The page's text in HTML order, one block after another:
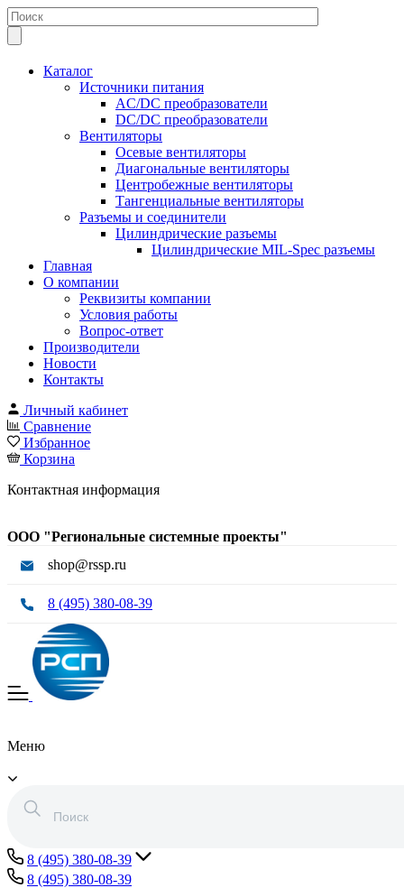
Каталог
Источники питания
AC/DC преобразователи
DC/DC преобразователи
Вентиляторы
Осевые вентиляторы
Диагональные вентиляторы
Центробежные вентиляторы
Тангенциальные вентиляторы
Разъемы и соединители
Цилиндрические разъемы
Цилиндрические MIL-Spec разъемы
Главная
О компании
Реквизиты компании
Условия работы
Вопрос-ответ
Производители
Новости
Контакты
Личный кабинет
Сравнение
Избранное
Корзина
Контактная информация
ООО "Региональные системные проекты"
shop@rssp.ru
8 (495) 380-08-39
Меню
8 (495) 380-08-39
8 (495) 380-08-39